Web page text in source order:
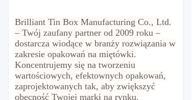
Brilliant Tin Box Manufacturing Co., Ltd.
– Twój zaufany partner od 2009 roku –
dostarcza wiodące w branży rozwiązania w
zakresie opakowań na miętówki.
Koncentrujemy się na tworzeniu
wartościowych, efektownych opakowań,
zaprojektowanych tak, aby zwiększyć
obecność Twojej marki na rynku.